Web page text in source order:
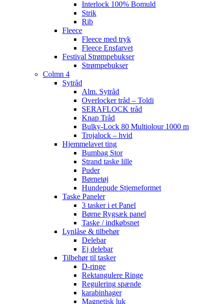
Interlock 100% Bomuld
Strik
Rib
Fleece
Fleece med tryk
Fleece Ensfarvet
Festival Strømpebukser
Strømpebukser
Colmn 4
Sytråd
Alm. Sytråd
Overlocker tråd – Toldi
SERAFLOCK tråd
Knap Tråd
Bulky-Lock 80 Multiolour 1000 m
Trojalock – hvid
Hjemmelavet ting
Bumbag Stor
Strand taske lille
Puder
Børnetøj
Hundepude Stjerneformet
Taske Paneler
3 tasker i et Panel
Børne Rygsæk panel
Taske / indkøbsnet
Lynlåse & tilbehør
Delebar
Ej delebar
Tilbehør til tasker
D-ringe
Rektangulere Ringe
Regulering spænde
karabinhager
Magnetisk luk